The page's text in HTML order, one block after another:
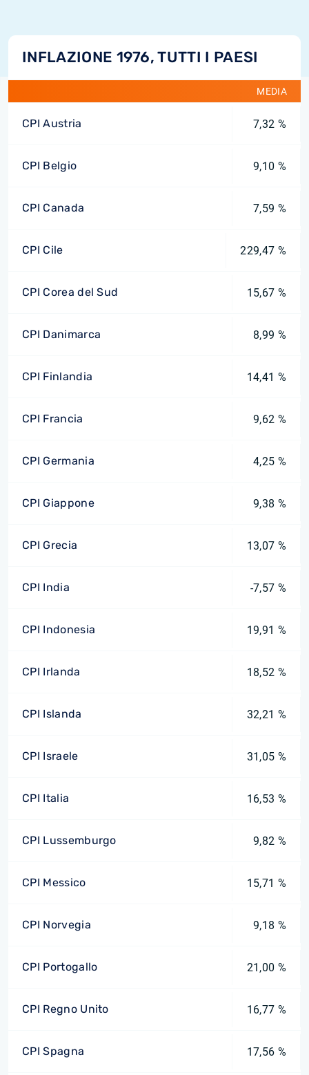
INFLAZIONE 1976, TUTTI I PAESI
MEDIA
CPI Austria 7,32 %
CPI Belgio 9,10 %
CPI Canada 7,59 %
CPI Cile 229,47 %
CPI Corea del Sud 15,67 %
CPI Danimarca 8,99 %
CPI Finlandia 14,41 %
CPI Francia 9,62 %
CPI Germania 4,25 %
CPI Giappone 9,38 %
CPI Grecia 13,07 %
CPI India -7,57 %
CPI Indonesia 19,91 %
CPI Irlanda 18,52 %
CPI Islanda 32,21 %
CPI Israele 31,05 %
CPI Italia 16,53 %
CPI Lussemburgo 9,82 %
CPI Messico 15,71 %
CPI Norvegia 9,18 %
CPI Portogallo 21,00 %
CPI Regno Unito 16,77 %
CPI Spagna 17,56 %